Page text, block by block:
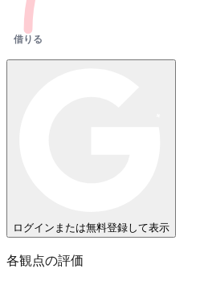
借りる
ログインまたは無料登録して表示
各観点の評価